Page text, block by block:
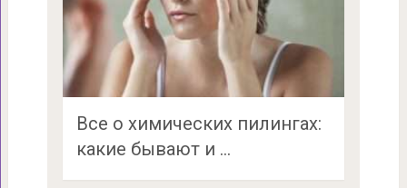
Все о химических пилингах:
какие бывают и …